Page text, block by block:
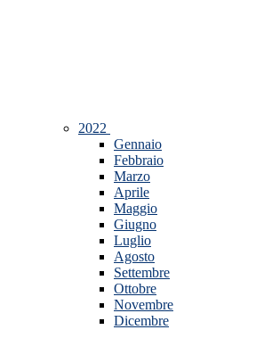
2022
Gennaio
Febbraio
Marzo
Aprile
Maggio
Giugno
Luglio
Agosto
Settembre
Ottobre
Novembre
Dicembre